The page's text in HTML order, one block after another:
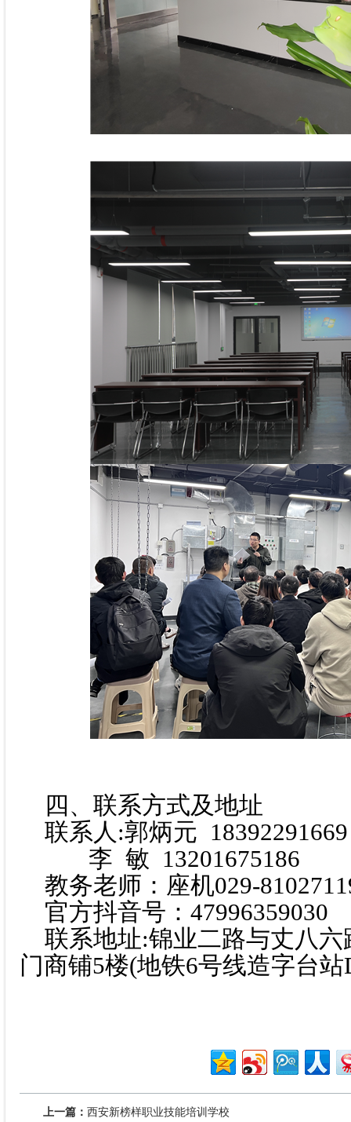
四、联系方式及地址
联系人:郭炳元 18392291669
李 敏 13201675186
教务老师：座机029-
官方抖音号：47996359030
联系地址:锦业二路与丈八
门商铺5楼(地铁6号线造字台
上一篇： 西安新榜样职业技能培训学校